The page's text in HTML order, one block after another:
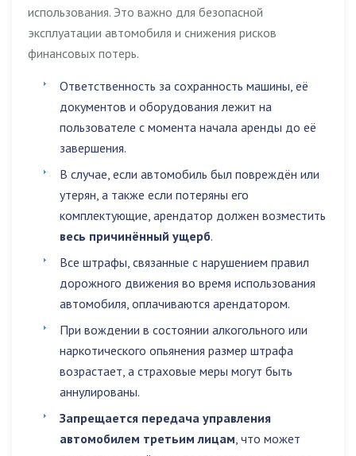
использования. Это важно для безопасной
эксплуатации автомобиля и снижения рисков
финансовых потерь.
Ответственность за сохранность машины, её
документов и оборудования лежит на
пользователе с момента начала аренды до её
завершения.
В случае, если автомобиль был повреждён или
утерян, а также если потеряны его
комплектующие, арендатор должен возместить
весь причинённый ущерб.
Все штрафы, связанные с нарушением правил
дорожного движения во время использования
автомобиля, оплачиваются арендатором.
При вождении в состоянии алкогольного или
наркотического опьянения размер штрафа
возрастает, а страховые меры могут быть
аннулированы.
Запрещается передача управления
автомобилем третьим лицам, что может